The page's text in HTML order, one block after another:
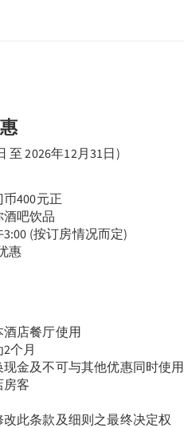
至 2026年12月31日)
400元正
吧饮品
(按订房情况而定)
惠
店餐厅使用
个月
金及不可与其他优惠同时使用
客
此条款及细则之最终决定权